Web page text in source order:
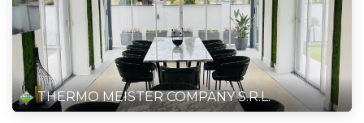
THERMO MEISTER COMPANY S.R.L.